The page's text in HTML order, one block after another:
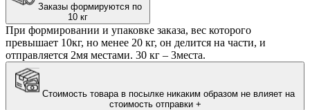
Заказы формируются по
10 кг
При формировании и упаковке заказа, вес которого
превышает 10кг, но менее 20 кг, он делится на части, и
отправляется 2мя местами. 30 кг – 3места.
стоимость отправки +